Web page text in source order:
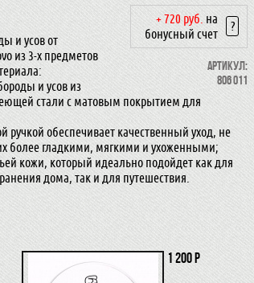
+ 720 руб. на
бонусный счет
?
Артикул:
806 011
и усов от
из 3-х предметов
и усов из
стали с матовым покрытием для
ручкой обеспечивает качественный уход, не
более гладкими, мягкими и ухоженными;
кожи, который идеально подойдет как для
дома, так и для путешествия.
1 200 р